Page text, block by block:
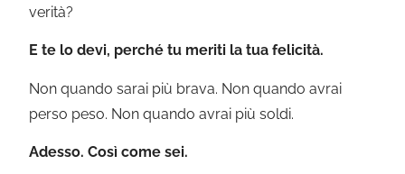
verità?
E te lo devi, perché tu meriti la tua felicità.
Non quando sarai più brava. Non quando avrai
perso peso. Non quando avrai più soldi.
Adesso. Così come sei.